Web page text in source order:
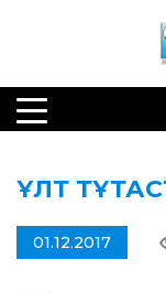
ҰЛТ
01.12.2017